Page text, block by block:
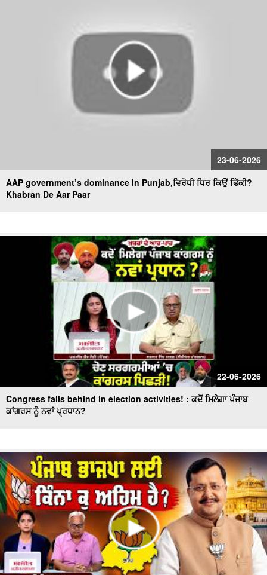
23-06-2026
AAP government’s dominance in Punjab,ਵਿਰੋਧੀ ਧਿਰ ਕਿਉਂ ਫਿੱਕੀ?
Khabran De Aar Paar
22-06-2026
Congress falls behind in election activities! : ਕਦੋਂ ਮਿਲੇਗਾ ਪੰਜਾਬ
ਕਾਂਗਰਸ ਨੂੰ ਨਵਾਂ ਪ੍ਰਧਾਨ?